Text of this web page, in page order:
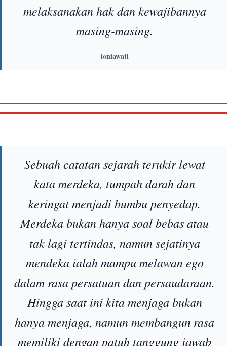
melaksanakan hak dan kewajibannya
masing-masing.
—loniawati—
Sebuah catatan sejarah terukir lewat
kata merdeka, tumpah darah dan
keringat menjadi bumbu penyedap.
Merdeka bukan hanya soal bebas atau
tak lagi tertindas, namun sejatinya
mendeka ialah mampu melawan ego
dalam rasa persatuan dan persaudaraan.
Hingga saat ini kita menjaga bukan
hanya menjaga, namun membangun rasa
memiliki dengan patuh tanggung jawab